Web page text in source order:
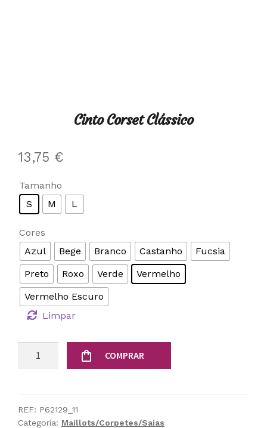
Cinto Corset Clássico
13,75 €
Tamanho
S
M L
Cores
Azul
Bege Branco Castanho
Fucsia
Preto
Roxo Verde
Vermelho
Vermelho Escuro
Limpar
Clássico
COMPRAR
REF: P62129_11
Categoria: Maillots/Corpetes/Saias